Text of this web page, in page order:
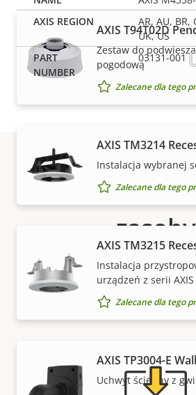
AXIS T94T02D
Zestaw do
pogodową
Zalecane dla tego
AXIS TM3214
Instalacja wybranej
Zalecane dla tego
AXIS TM3215
Instalacja
urządzeń z serii
Zalecane dla tego
AXIS TP3004-E
Uchwyt ścienny z
AR, AU, BR,
UK, US
03131-001
Pomoc
zasoby
Potrzebujesz informacji o
oprogramowaniu firmy Axis albo
naszych